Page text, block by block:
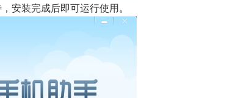
安装完成后即可运行使用。